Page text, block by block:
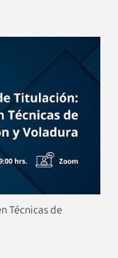
Técnicas de